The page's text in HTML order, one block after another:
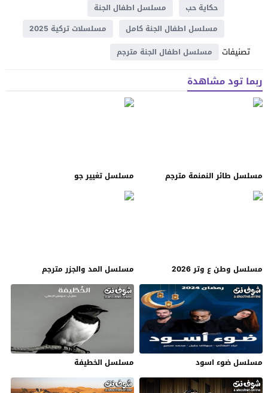
حكاية حب
مسلسل اطفال الجنة
مسلسل اطفال الجنة كامل
مسلسلات تركية 2025
تصنيفات مسلسل اطفال الجنة مترجم
ربما تود مشاهدة
مسلسل طائر النمنمة مترجم مسلسل تغيير جو
مسلسل وطن ع وتر 2026 مسلسل المد والجزر مترجم
مسلسل ضوء اسود مسلسل الخطيفة